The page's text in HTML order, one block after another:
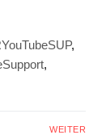
,
,
WEITER